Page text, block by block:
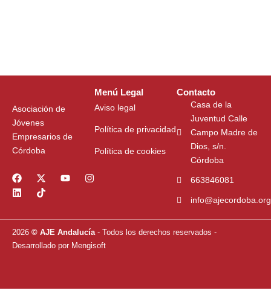
Asociación de
Jóvenes
Empresarios de
Córdoba
F
a
c
o
k
X
-
t
t
e
Y
e
I
n
r
a
m
L
i
n
i
n
T
i
k
Menú Legal
Aviso legal
Política de privacidad
Política de cookies
Contacto
Casa de la
Juventud Calle
Campo Madre de
Dios, s/n.
Córdoba
663846081
info@ajecordoba.org
2026 © AJE Andalucía - Todos los derechos reservados -
Desarrollado por Mengisoft